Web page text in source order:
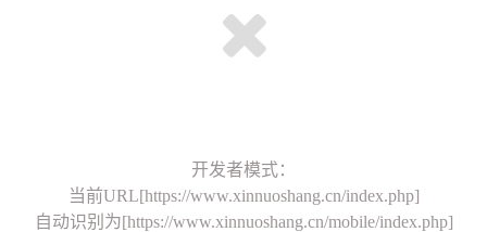
开发者模式：
当前URL[https://www.xinnuoshang.cn/index.php]
自动识别为[https://www.xinnuoshang.cn/mobile/index.php]